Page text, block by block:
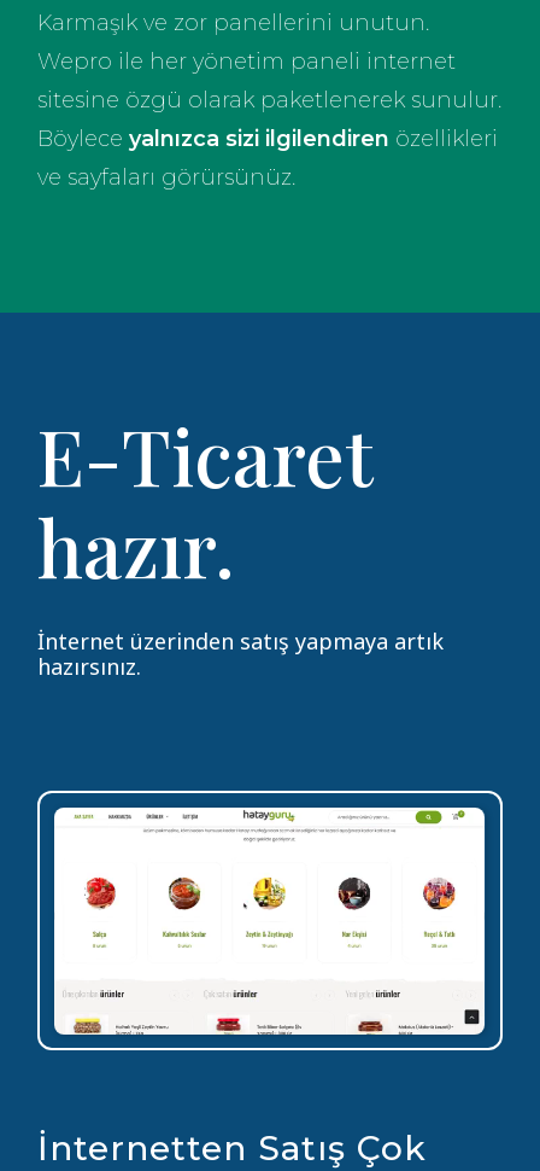
Karmaşık ve zor panellerini unutun.
Wepro ile her yönetim paneli internet
sitesine özgü olarak paketlenerek sunulur.
Böyleceyalnızca sizi ilgilendiren özellikleri
ve sayfaları görürsünüz.
E-Ticaret
hazır.
İnternet üzerinden satış yapmaya artık
hazırsınız.
İnternetten Satış Çok